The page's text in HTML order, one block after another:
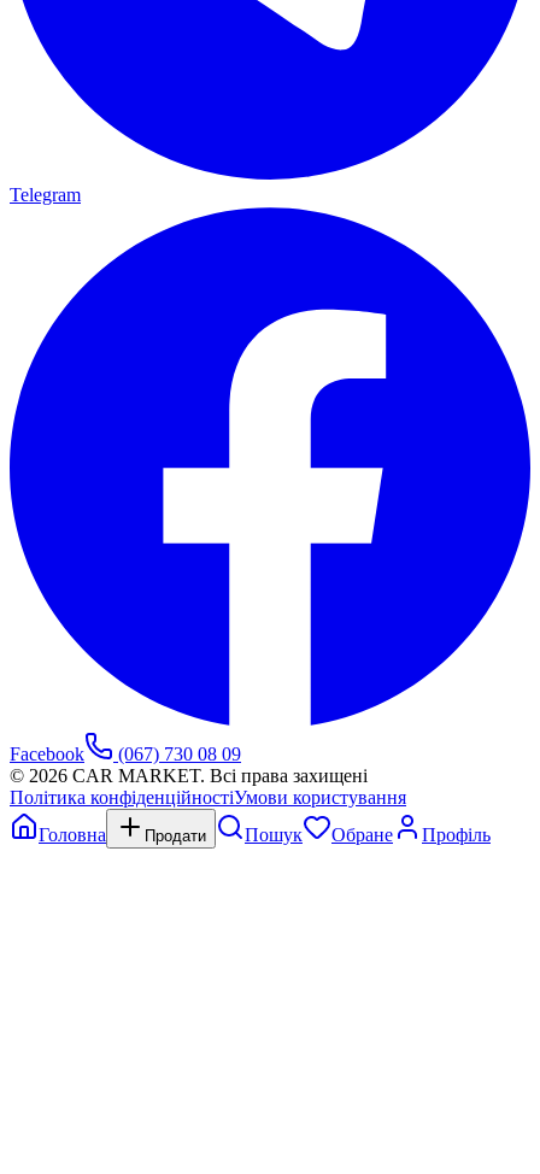
Telegram
Facebook
(067) 730 08 09
© 2026 CAR MARKET. Всі права захищені
Політика конфіденційностіУмови користування
Головна
Продати Пошук Обране Профіль